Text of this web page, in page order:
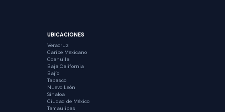
UBICACIONES
Veracruz
Caribe Mexicano
Coahuila
Baja California
Bajío
Tabasco
Nuevo León
Sinaloa
Ciudad de México
Tamaulipas